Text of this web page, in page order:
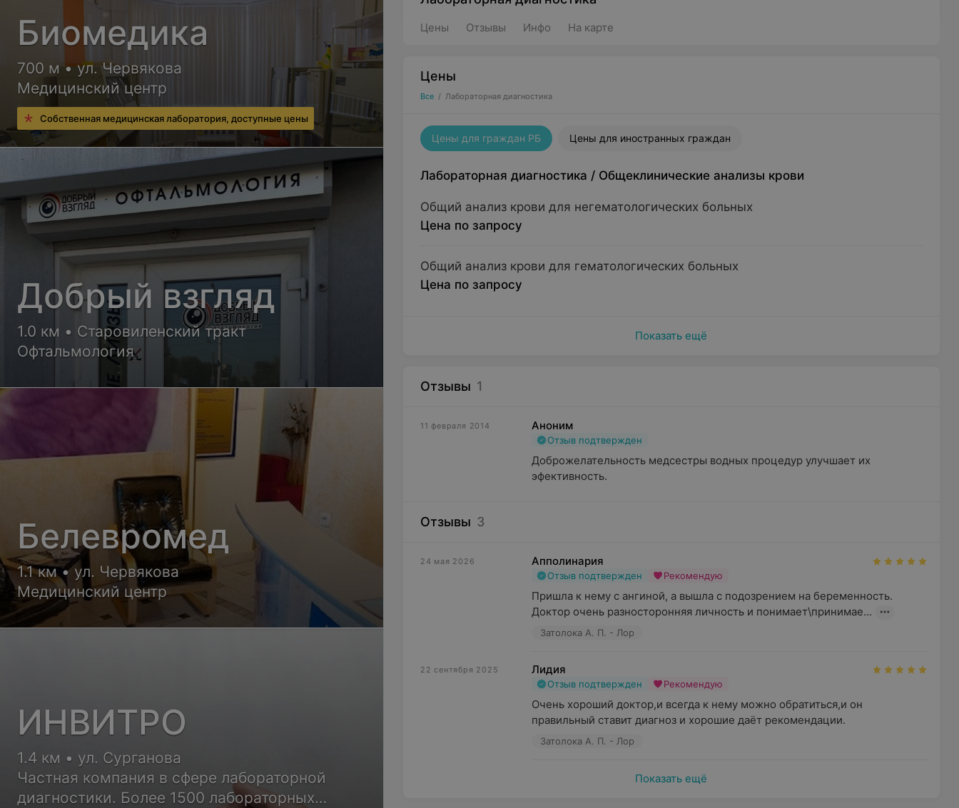
Цены Отзывы Инфо На карте
Цены
Все / Лабораторная диагностика
Цены для граждан РБ Цены для иностранных граждан
Лабораторная диагностика / Общеклинические анализы крови
Общий анализ крови для негематологических больных
Цена по запросу
Общий анализ крови для гематологических больных
Цена по запросу
Показать ещё
Отзывы 1
11 февраля 2014 Аноним
Отзыв подтвержден
Доброжелательность медсестры водных процедур улучшает их
эфективность.
Отзывы 3
24 мая 2026 Апполинария
Отзыв подтвержден Рекомендую
Пришла к нему с ангиной, а вышла с подозрением на беременность.
Доктор очень разносторонняя личность и понимает\принимае...
Затолока А. П. - Лор
22 сентября 2025 Лидия
Отзыв подтвержден Рекомендую
Очень хороший доктор,и всегда к нему можно обратиться,и он
правильный ставит диагноз и хорошие даёт рекомендации.
Затолока А. П. - Лор
Показать ещё
Биомедика
700 м • ул. Червякова
Медицинский центр
Собственная медицинская лаборатория, доступные цены
Добрый взгляд
1.0 км • Старовиленский тракт
Офтальмология
Белевромед
1.1 км • ул. Червякова
Медицинский центр
ИНВИТРО
1.4 км • ул. Сурганова
Частная компания в сфере лабораторной
диагностики. Более 1500 лабораторных